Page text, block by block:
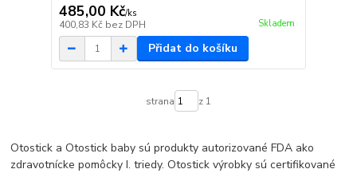
485,00 Kč/ks
400,83 Kč bez DPH Skladem
Přidat do košíku
strana z 1
Otostick a Otostick baby sú produkty autorizované FDA ako
zdravotnícke pomôcky I. triedy. Otostick výrobky sú certifikované